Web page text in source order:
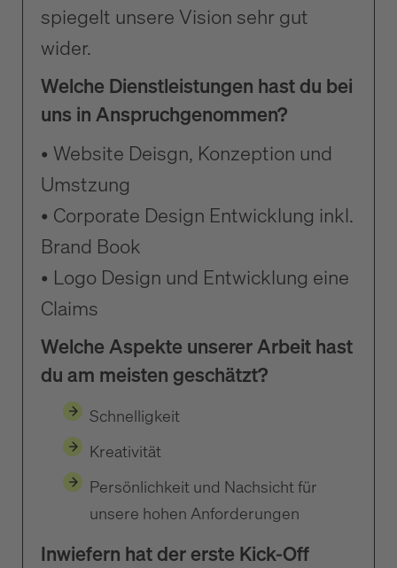
spiegelt unsere Vision sehr gut
wider.
Welche Dienstleistungen hast du bei
uns in Anspruchgenommen?
• Website Deisgn, Konzeption und
Umstzung
• Corporate Design Entwicklung inkl.
Brand Book
• Logo Design und Entwicklung eine
Claims
Welche Aspekte unserer Arbeit hast
du am meisten geschätzt?
Schnelligkeit
Kreativität
Persönlichkeit und Nachsicht für
unsere hohen Anforderungen
Inwiefern hat der erste Kick-Off